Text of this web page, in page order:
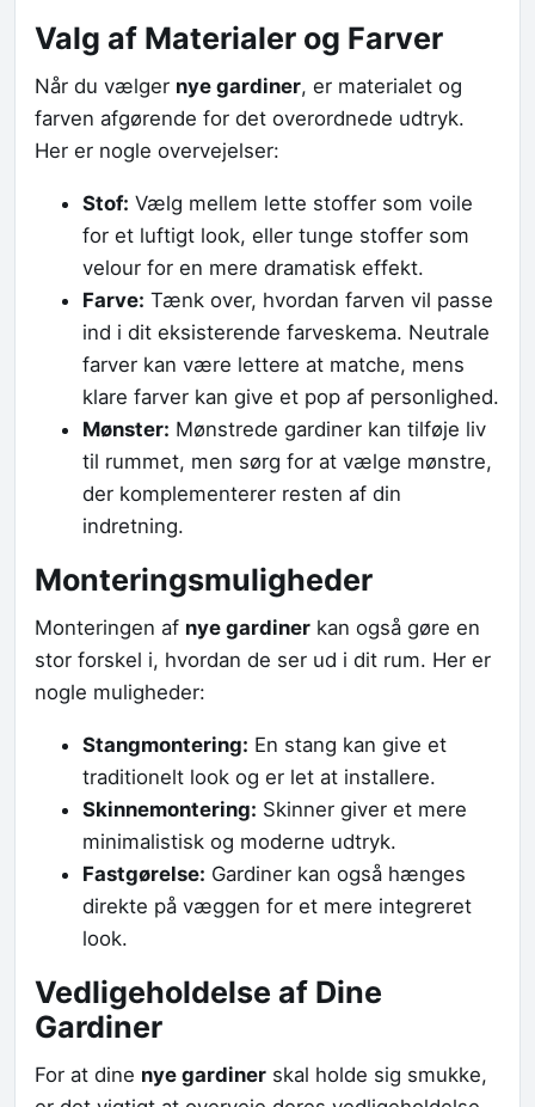
Valg af Materialer og Farver
Når du vælger nye gardiner, er materialet og
farven afgørende for det overordnede udtryk.
Her er nogle overvejelser:
Stof: Vælg mellem lette stoffer som voile
for et luftigt look, eller tunge stoffer som
velour for en mere dramatisk effekt.
Farve: Tænk over, hvordan farven vil passe
ind i dit eksisterende farveskema. Neutrale
farver kan være lettere at matche, mens
klare farver kan give et pop af personlighed.
Mønster: Mønstrede gardiner kan tilføje liv
til rummet, men sørg for at vælge mønstre,
der komplementerer resten af din
indretning.
Monteringsmuligheder
Monteringen af nye gardiner kan også gøre en
stor forskel i, hvordan de ser ud i dit rum. Her er
nogle muligheder:
Stangmontering: En stang kan give et
traditionelt look og er let at installere.
Skinnemontering: Skinner giver et mere
minimalistisk og moderne udtryk.
Fastgørelse: Gardiner kan også hænges
direkte på væggen for et mere integreret
look.
Vedligeholdelse af Dine
Gardiner
For at dine nye gardiner skal holde sig smukke,